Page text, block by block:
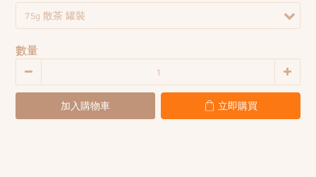
數量
加入購物車 立即購買